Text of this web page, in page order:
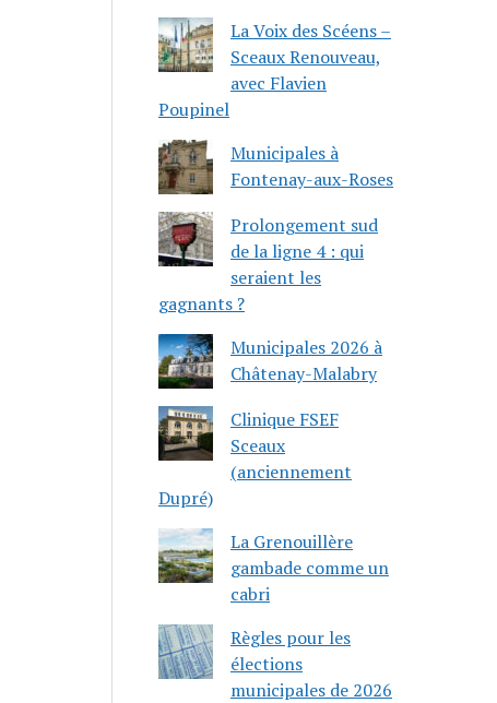
La Voix des Scéens –
Sceaux Renouveau,
avec Flavien
Poupinel
Municipales à
Fontenay-aux-Roses
Prolongement sud
de la ligne 4 : qui
seraient les
gagnants ?
Municipales 2026 à
Châtenay-Malabry
Clinique FSEF
Sceaux
(anciennement
Dupré)
La Grenouillère
gambade comme un
cabri
Règles pour les
élections
municipales de 2026